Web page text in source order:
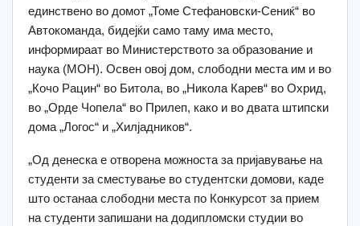
единствено во домот „Томе Стефановски-Сениќ“ во
Автокоманда, бидејќи само таму има место,
информираат во Министерството за образование и
наука (МОН). Освен овој дом, слободни места им и во
„Кочо Рацин“ во Битола, во „Никола Карев“ во Охрид,
во „Oрде Чопела“ во Прилеп, како и во двата штипски
дома „Логос“ и „Хилјадников“.
„Од денеска е отворена можноста за пријавување на
студенти за сместување во студентски домови, каде
што останаа слободни места по Конкурсот за прием
на студенти запишани на додипломски студии во